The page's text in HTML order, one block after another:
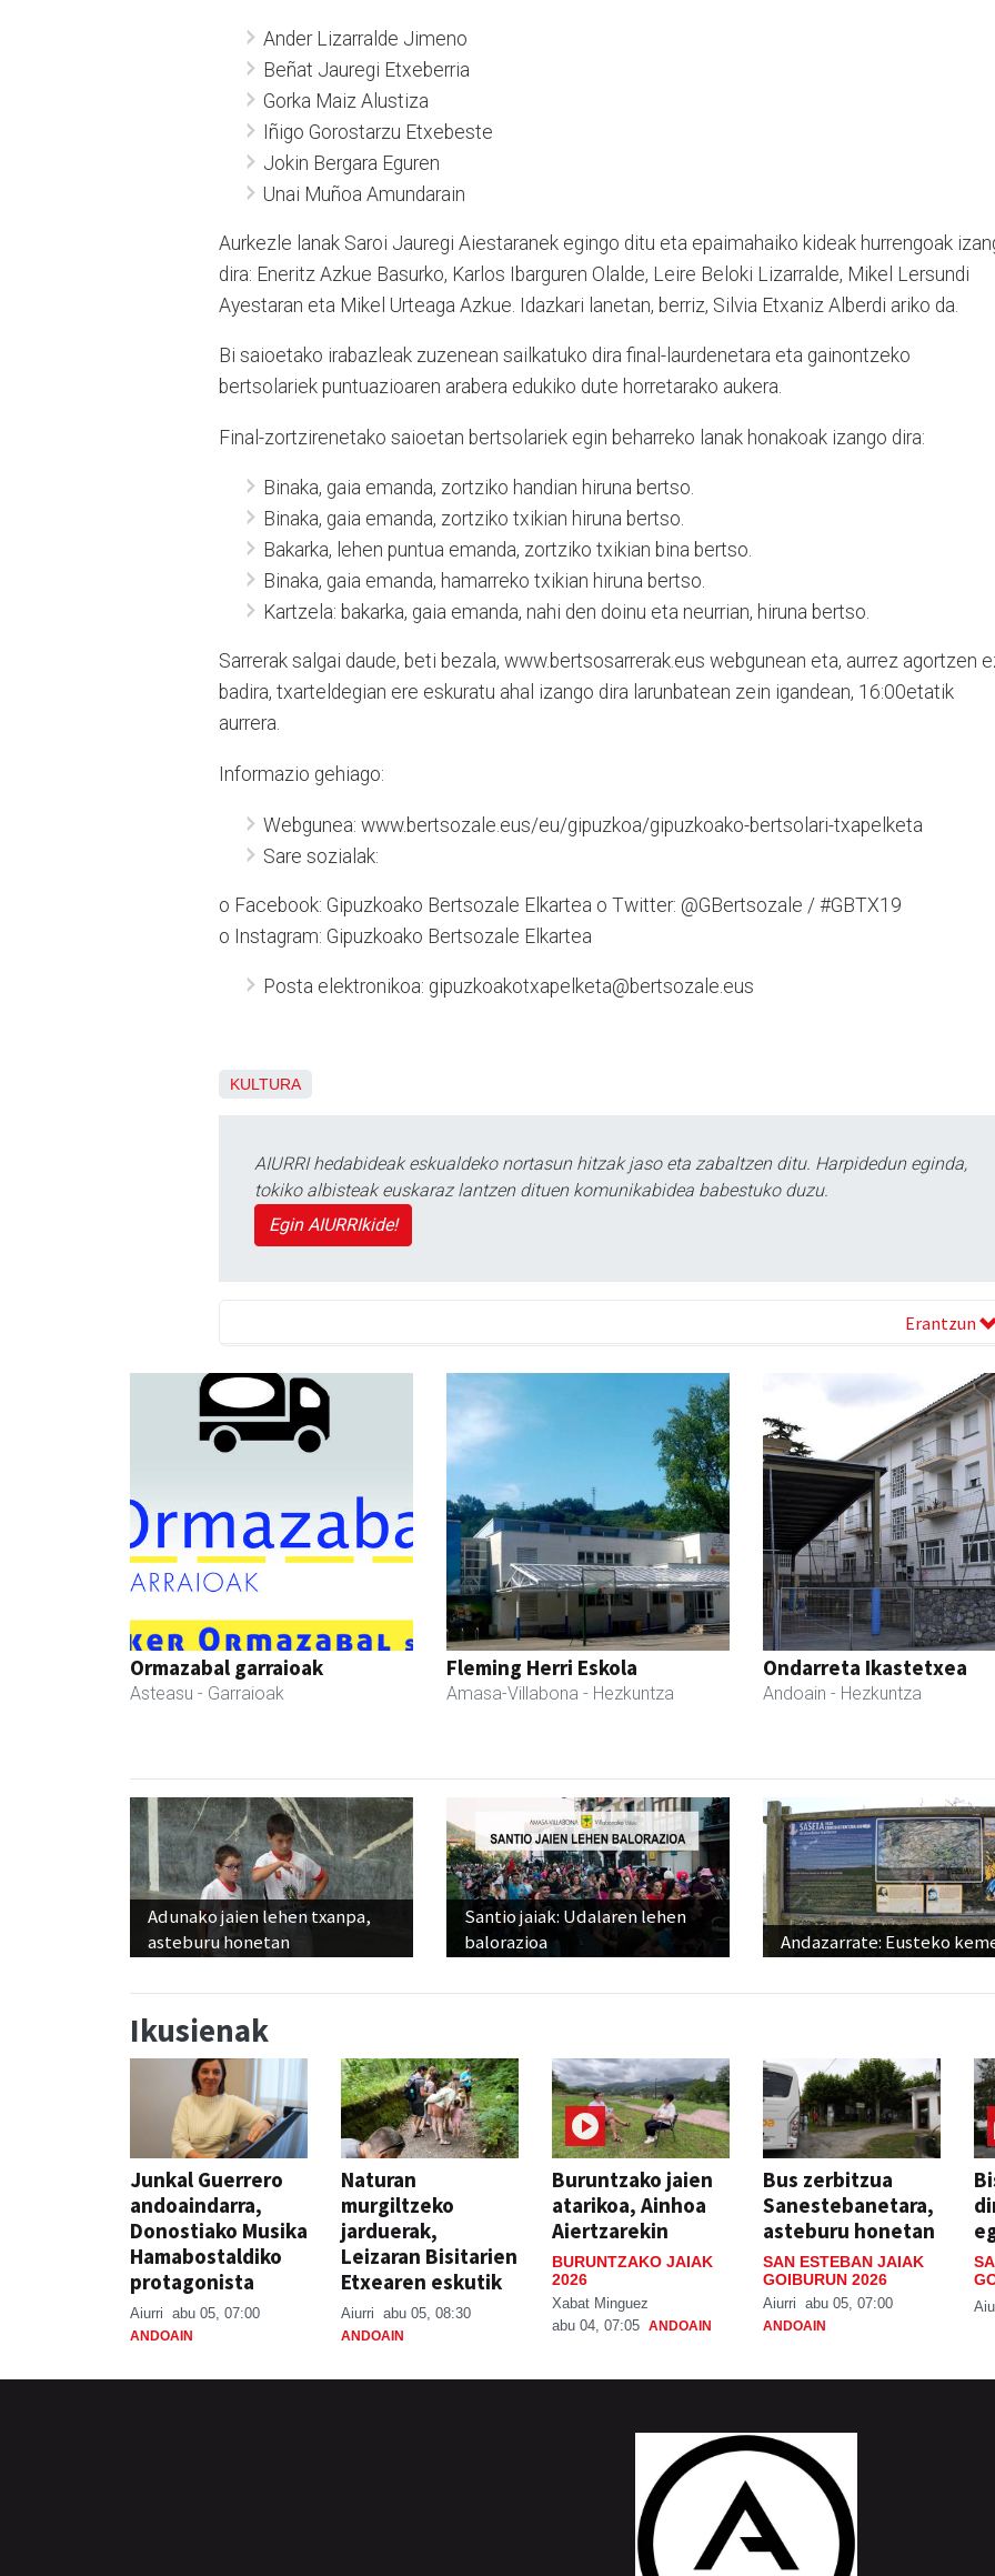
Ander Lizarralde Jimeno
Beñat Jauregi Etxeberria
Gorka Maiz Alustiza
Iñigo Gorostarzu Etxebeste
Jokin Bergara Eguren
Unai Muñoa Amundarain
Aurkezle lanak Saroi Jauregi Aiestaranek egingo ditu eta epaimahaiko kideak hurrengoak
dira: Eneritz Azkue Basurko, Karlos Ibarguren Olalde, Leire Beloki Lizarralde, Mikel Lersundi
Ayestaran eta Mikel Urteaga Azkue. Idazkari lanetan, berriz, Silvia Etxaniz Alberdi ariko da.
Bi saioetako irabazleak zuzenean sailkatuko dira final-laurdenetara eta gainontzeko
bertsolariek puntuazioaren arabera edukiko dute horretarako aukera.
Final-zortzirenetako saioetan bertsolariek egin beharreko lanak honakoak izango dira:
Binaka, gaia emanda, zortziko handian hiruna bertso.
Binaka, gaia emanda, zortziko txikian hiruna bertso.
Bakarka, lehen puntua emanda, zortziko txikian bina bertso.
Binaka, gaia emanda, hamarreko txikian hiruna bertso.
Kartzela: bakarka, gaia emanda, nahi den doinu eta neurrian, hiruna bertso.
Sarrerak salgai daude, beti bezala, www.bertsosarrerak.eus webgunean eta, aurrez agortzen
badira, txarteldegian ere eskuratu ahal izango dira larunbatean zein igandean, 16:00etatik
aurrera.
Informazio gehiago:
Webgunea: www.bertsozale.eus/eu/gipuzkoa/gipuzkoako-bertsolari-txapelketa
Sare sozialak:
o Facebook: Gipuzkoako Bertsozale Elkartea o Twitter: @GBertsozale / #GBTX19
o Instagram: Gipuzkoako Bertsozale Elkartea
Posta elektronikoa: gipuzkoakotxapelketa@bertsozale.eus
KULTURA
AIURRI hedabideak eskualdeko nortasun hitzak jaso eta zabaltzen ditu. Harpidedun eginda,
tokiko albisteak euskaraz lantzen dituen komunikabidea babestuko duzu.
Egin AIURRIkide!
Erantzun
Ormazabal garraioak
Asteasu - Garraioak
Fleming Herri Eskola
Amasa-Villabona - Hezkuntza
Ondarreta Ikastetxea
Andoain - Hezkuntza
Adunako jaien lehen txanpa,
asteburu honetan
Santio jaiak: Udalaren lehen
balorazioa
Andazarrate: Eusteko
Ikusienak
Junkal Guerrero
andoaindarra,
Donostiako Musika
Hamabostaldiko
protagonista
Aiurri abu 05, 07:00
ANDOAIN
Naturan
murgiltzeko
jarduerak,
Leizaran Bisitarien
Etxearen eskutik
Aiurri abu 05, 08:30
ANDOAIN
Buruntzako jaien
atarikoa, Ainhoa
Aiertzarekin
BURUNTZAKO JAIAK
2026
Xabat Minguez
abu 04, 07:05 ANDOAIN
Bus zerbitzua
Sanestebanetara,
asteburu honetan
SAN ESTEBAN JAIAK
GOIBURUN 2026
Aiurri abu 05, 07:00
ANDOAIN